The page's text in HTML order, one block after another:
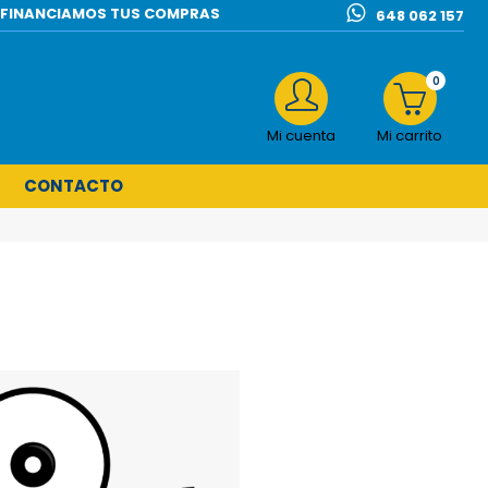
TUS COMPRAS 648 062 157
0
Mi carrito
Mi cuenta
CONTACTO